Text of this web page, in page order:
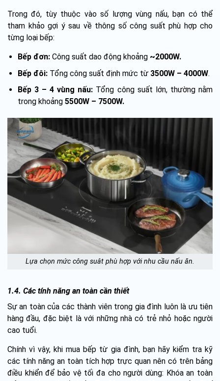
Trong đó, tùy thuộc vào số lượng vùng nấu, bạn có thể
tham khảo gợi ý sau về thông số công suất phù hợp cho
từng loại bếp:
Bếp đơn:Công suất dao động khoảng ~2000W.
Bếp đôi:Tổng công suất định mức từ 3500W – 4000W.
Bếp 3 – 4 vùng nấu: Tổng công suất lớn, thường nằm
trong khoảng5500W – 7500W.
Lựa chọn mức công suât phù hợp với nhu cầu nấu ăn.
1.4. Các tính năng an toàn cần thiết
Sự an toàn của các thành viên trong gia đình luôn là ưu tiên
hàng đầu, đặc biệt là với những nhà có trẻ nhỏ hoặc người
cao tuổi.
Chính vì vậy, khi mua bếp từ gia đình, bạn hãy kiểm tra kỹ
các tính năng an toàn tích hợp trực quan nên có trên bảng
điều khiển để bảo vệ tối đa cho người dùng: Khóa an toàn